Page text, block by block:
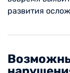
развития